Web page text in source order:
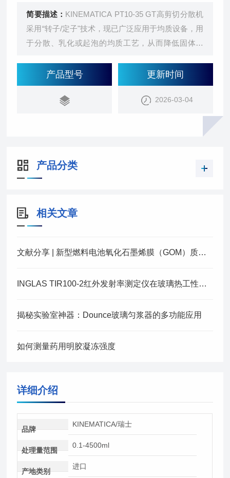
简要描述： KINEMATICA PT10-35 GT高剪切分散机
采用“转子/定子"技术，现已广泛应用于均质设备，用
于分散、乳化或起泡的均质工艺，从而降低固体颗
低。该原理已成为*的将固体、液体或气体均匀分散
在液相中的标准。
产品型号 更新时间
2026-03-04
产品分类
相关文章
文献分享 | 新型燃料电池氧化石墨烯膜（GOM）质子交换膜的研究进展
INGLAS TIR100-2红外发射率测定仪在玻璃热工性能实测比对中的应用研究
揭秘实验室神器：Dounce玻璃匀浆器的多功能应用
如何测量药用明胶凝冻强度
详细介绍
品牌
KINEMATICA/瑞士
处理量范围
0.1-4500ml
产地类别
进口